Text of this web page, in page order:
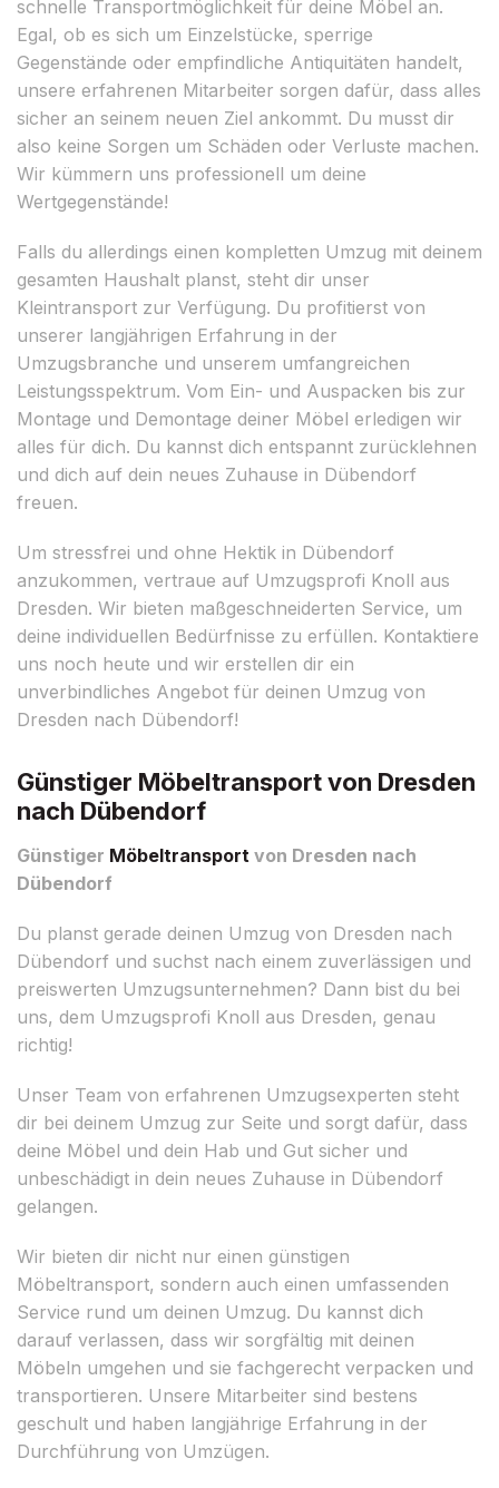
schnelle Transportmöglichkeit für deine Möbel an.
Egal, ob es sich um Einzelstücke, sperrige
Gegenstände oder empfindliche Antiquitäten handelt,
unsere erfahrenen Mitarbeiter sorgen dafür, dass alles
sicher an seinem neuen Ziel ankommt. Du musst dir
also keine Sorgen um Schäden oder Verluste machen.
Wir kümmern uns professionell um deine
Wertgegenstände!
Falls du allerdings einen kompletten Umzug mit deinem
gesamten Haushalt planst, steht dir unser
Kleintransport zur Verfügung. Du profitierst von
unserer langjährigen Erfahrung in der
Umzugsbranche und unserem umfangreichen
Leistungsspektrum. Vom Ein- und Auspacken bis zur
Montage und Demontage deiner Möbel erledigen wir
alles für dich. Du kannst dich entspannt zurücklehnen
und dich auf dein neues Zuhause in Dübendorf
freuen.
Um stressfrei und ohne Hektik in Dübendorf
anzukommen, vertraue auf Umzugsprofi Knoll aus
Dresden. Wir bieten maßgeschneiderten Service, um
deine individuellen Bedürfnisse zu erfüllen. Kontaktiere
uns noch heute und wir erstellen dir ein
unverbindliches Angebot für deinen Umzug von
Dresden nach Dübendorf!
Günstiger Möbeltransport von Dresden
nach Dübendorf
Günstiger Möbeltransport von Dresden nach
Dübendorf
Du planst gerade deinen Umzug von Dresden nach
Dübendorf und suchst nach einem zuverlässigen und
preiswerten Umzugsunternehmen? Dann bist du bei
uns, dem Umzugsprofi Knoll aus Dresden, genau
richtig!
Unser Team von erfahrenen Umzugsexperten steht
dir bei deinem Umzug zur Seite und sorgt dafür, dass
deine Möbel und dein Hab und Gut sicher und
unbeschädigt in dein neues Zuhause in Dübendorf
gelangen.
Wir bieten dir nicht nur einen günstigen
Möbeltransport, sondern auch einen umfassenden
Service rund um deinen Umzug. Du kannst dich
darauf verlassen, dass wir sorgfältig mit deinen
Möbeln umgehen und sie fachgerecht verpacken und
transportieren. Unsere Mitarbeiter sind bestens
geschult und haben langjährige Erfahrung in der
Durchführung von Umzügen.